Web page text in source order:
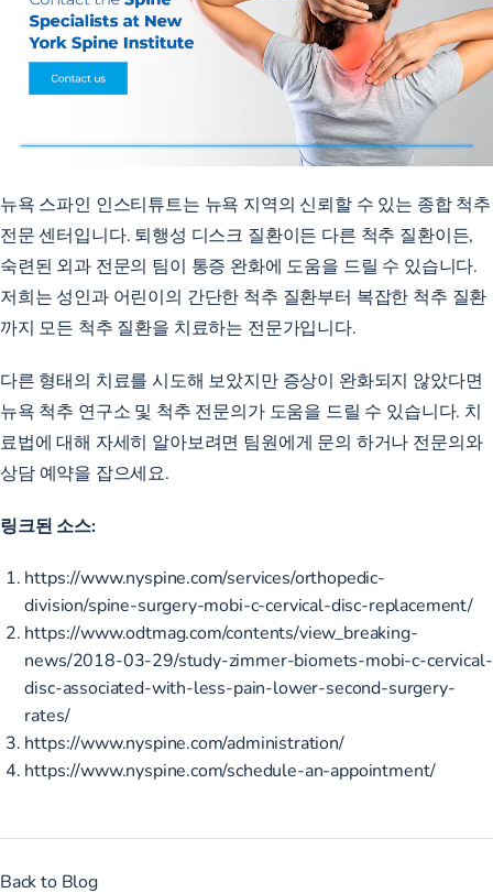
뉴욕 스파인 인스티튜트는 뉴욕 지역의 신뢰할 수 있는 종합 척추
전문 센터입니다. 퇴행성 디스크 질환이든 다른 척추 질환이든,
숙련된 외과 전문의 팀이 통증 완화에 도움을 드릴 수 있습니다.
저희는 성인과 어린이의 간단한 척추 질환부터 복잡한 척추 질환
까지 모든 척추 질환을 치료하는 전문가입니다.
다른 형태의 치료를 시도해 보았지만 증상이 완화되지 않았다면
뉴욕 척추 연구소 및 척추 전문의가 도움을 드릴 수 있습니다. 치
료법에 대해 자세히 알아보려면 팀원에게 문의 하거나 전문의와
상담 예약을 잡으세요.
링크된 소스:
https://www.nyspine.com/services/orthopedic-
division/spine-surgery-mobi-c-cervical-disc-replacement/
https://www.odtmag.com/contents/view_breaking-
news/2018-03-29/study-zimmer-biomets-mobi-c-cervical-
disc-associated-with-less-pain-lower-second-surgery-
rates/
https://www.nyspine.com/administration/
https://www.nyspine.com/schedule-an-appointment/
Back to Blog